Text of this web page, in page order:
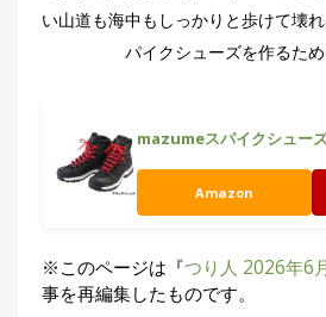
い山道も海中もしっかりと歩けて壊
パイクシューズを作るた
mazumeスパイクシュー
Amazon
※このページは『つり人 2026年6
事を再編集したものです。